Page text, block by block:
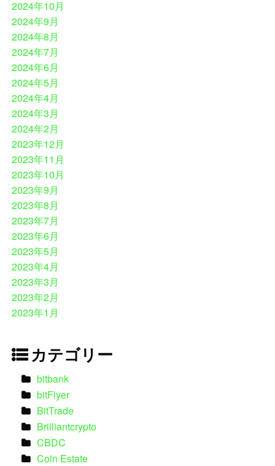
2024年10月
2024年9月
2024年8月
2024年7月
2024年6月
2024年5月
2024年4月
2024年3月
2024年2月
2023年12月
2023年11月
2023年10月
2023年9月
2023年8月
2023年7月
2023年6月
2023年5月
2023年4月
2023年3月
2023年2月
2023年1月
カテゴリー
bitbank
bitFlyer
BitTrade
Brilliantcrypto
CBDC
Coin Estate